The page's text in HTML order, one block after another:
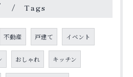
Tags
不動産 戸建て イベント
おしゃれ キッチン